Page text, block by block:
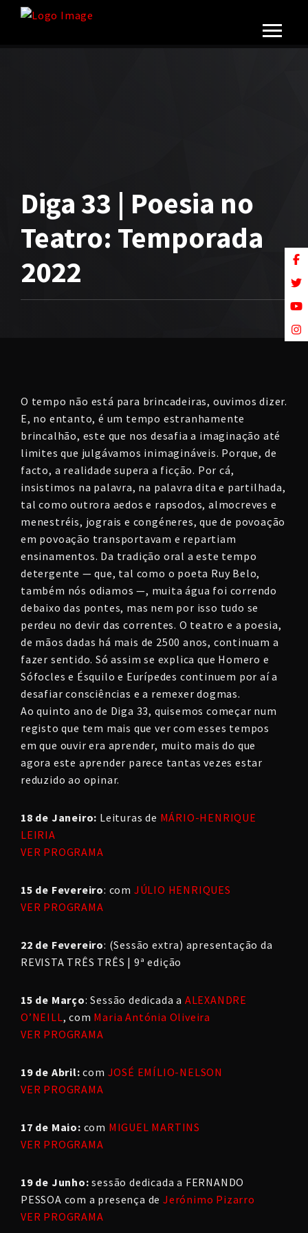
Diga 33 | Poesia no
Teatro: Temporada
2022
O tempo não está para brincadeiras, ouvimos dizer.
E, no entanto, é um tempo estranhamente
brincalhão, este que nos desafia a imaginação até
limites que julgávamos inimagináveis. Porque, de
facto, a realidade supera a ficção. Por cá,
insistimos na palavra, na palavra dita e partilhada,
tal como outrora aedos e rapsodos, almocreves e
menestréis, jograis e congéneres, que de povoação
em povoação transportavam e repartiam
ensinamentos. Da tradição oral a este tempo
detergente — que, tal como o poeta Ruy Belo,
também nós odiamos —, muita água foi correndo
debaixo das pontes, mas nem por isso tudo se
perdeu no devir das correntes. O teatro e a poesia,
de mãos dadas há mais de 2500 anos, continuam a
fazer sentido. Só assim se explica que Homero e
Sófocles e Ésquilo e Eurípedes continuem por aí a
desafiar consciências e a remexer dogmas.
Ao quinto ano de Diga 33, quisemos começar num
registo que tem mais que ver com esses tempos
em que ouvir era aprender, muito mais do que
agora este aprender parece tantas vezes estar
reduzido ao opinar.
18 de Janeiro: Leituras de MÁRIO-HENRIQUE
LEIRIA
VER PROGRAMA
15 de Fevereiro: com JÚLIO HENRIQUES
VER PROGRAMA
22 de Fevereiro: (Sessão extra) apresentação da
REVISTA TRÊS TRÊS | 9ª edição
15 de Março: Sessão dedicada a ALEXANDRE
O’NEILL, com Maria Antónia Oliveira
VER PROGRAMA
19 de Abril:com JOSÉ EMÍLIO-NELSON
VER PROGRAMA
17 de Maio: com MIGUEL MARTINS
VER PROGRAMA
19 de Junho:sessão dedicada a FERNANDO
PESSOA com a presença deJerónimo Pizarro
VER PROGRAMA